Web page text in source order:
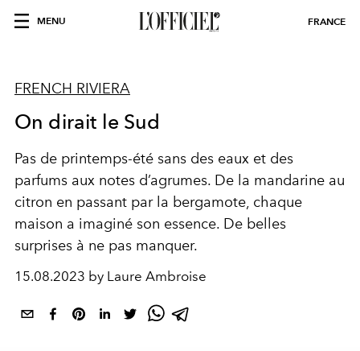
MENU FRANCE
FRENCH RIVIERA
On dirait le Sud
Pas de printemps-été sans des eaux et des
parfums aux notes d’agrumes. De la mandarine au
citron en passant par la bergamote, chaque
maison a imaginé son essence. De belles
surprises à ne pas manquer.
15.08.2023 by Laure Ambroise